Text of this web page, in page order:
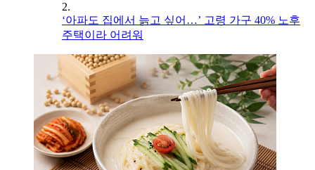
2.
‘아파도 집에서 늙고 싶어…’ 고령 가구 40% 노후
주택이라 어려워